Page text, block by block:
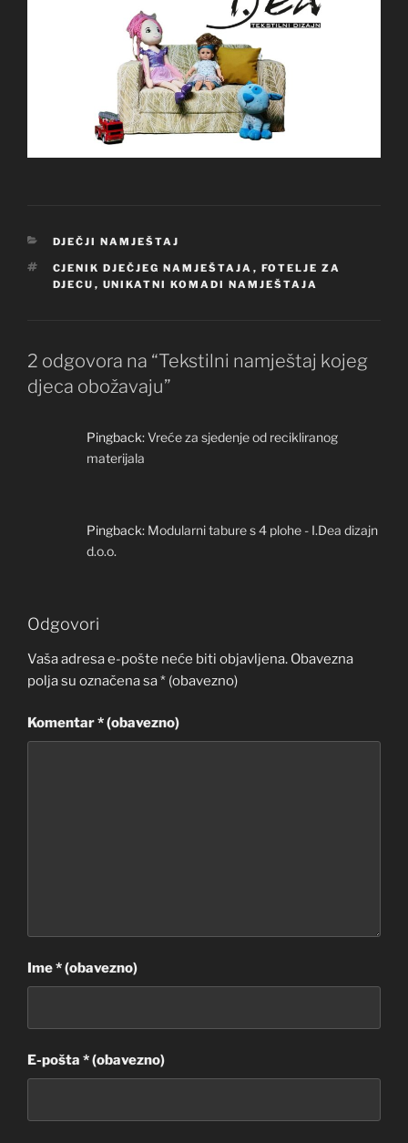
KATEGORIJE
DJEČJI NAMJEŠTAJ
OZNAKE
CJENIK DJEČJEG NAMJEŠTAJA , FOTELJE ZA
DJECU , UNIKATNI KOMADI NAMJEŠTAJA
2 odgovora na “Tekstilni namještaj kojeg
djeca obožavaju”
Pingback:Vreće za sjedenje od recikliranog
materijala
Pingback: Modularni tabure s 4 plohe - I.Dea dizajn
d.o.o.
Odgovori
Vaša adresa e-pošte neće biti objavljena. Obavezna
polja su označena sa* (obavezno)
Komentar* (obavezno)
Ime* (obavezno)
E-pošta * (obavezno)